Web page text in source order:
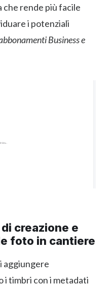
che rende più facile
i potenziali
Business e
creazione e
foto in cantiere
aggiungere
i timbri con i metadati